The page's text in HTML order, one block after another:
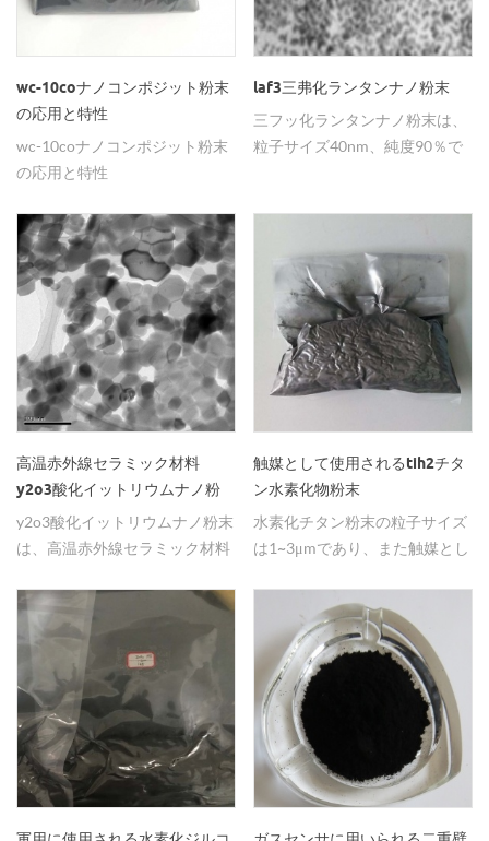
wc-10coナノコンポジット粉末
の応用と特性
wc-10coナノコンポジット粉末
の応用と特性
laf3三弗化ランタンナノ粉末
三フッ化ランタンナノ粉末は、
粒子サイズ40nm、純度90％で
高温赤外線セラミック材料
y2o3酸化イットリウムナノ粉
末
y2o3酸化イットリウムナノ粉末
は、高温赤外線セラミック材料
触媒として使用されるtih2チタ
ン水素化物粉末
水素化チタン粉末の粒子サイズ
は1~3μmであり、また触媒とし
ることができ、純度は
99.3~99.5％である。